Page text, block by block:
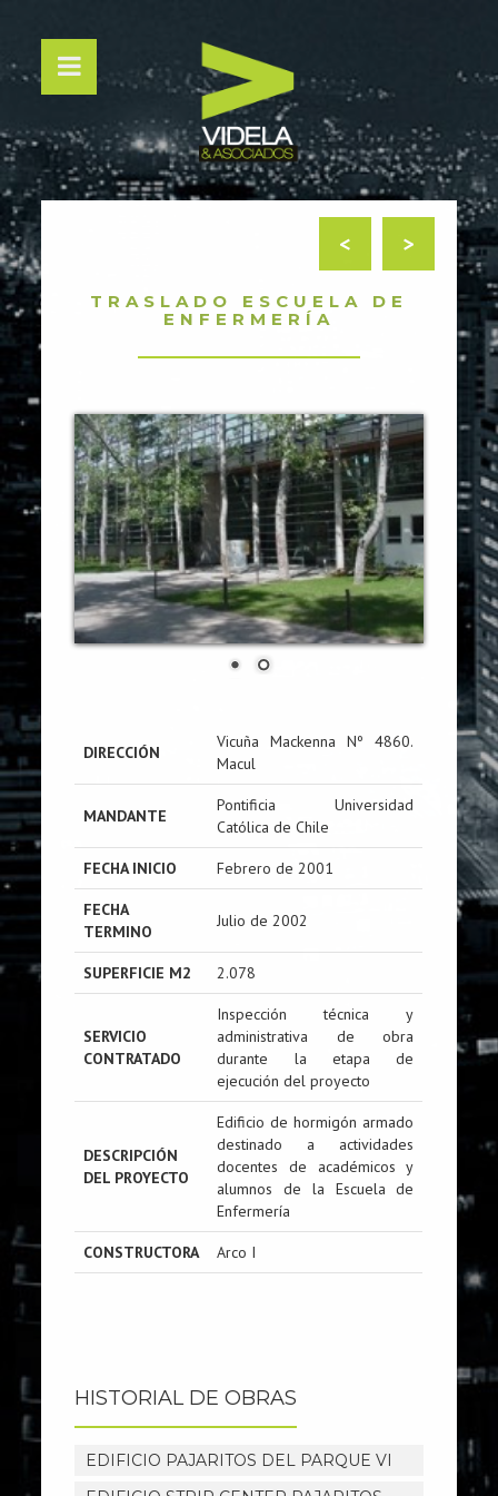
>
<
TRASLADO ESCUELA DE
ENFERMERÍA
DIRECCIÓN
Vicuña Mackenna Nº 4860.
Macul
MANDANTE
Pontificia Universidad
Católica de Chile
FECHA INICIO Febrero de 2001
FECHA
TERMINO
Julio de 2002
SUPERFICIE M2 2.078
SERVICIO
CONTRATADO
Inspección técnica y
administrativa de obra
durante la etapa de
ejecución del proyecto
DESCRIPCIÓN
DEL PROYECTO
Edificio de hormigón armado
destinado a actividades
docentes de académicos y
alumnos de la Escuela de
Enfermería
CONSTRUCTORA Arco I
HISTORIAL DE OBRAS
EDIFICIO PAJARITOS DEL PARQUE VI